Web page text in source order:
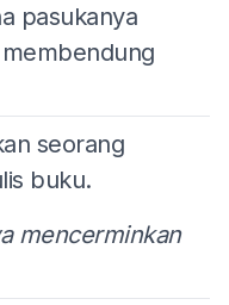
pasukanya
seorang
buku.
mencerminkan